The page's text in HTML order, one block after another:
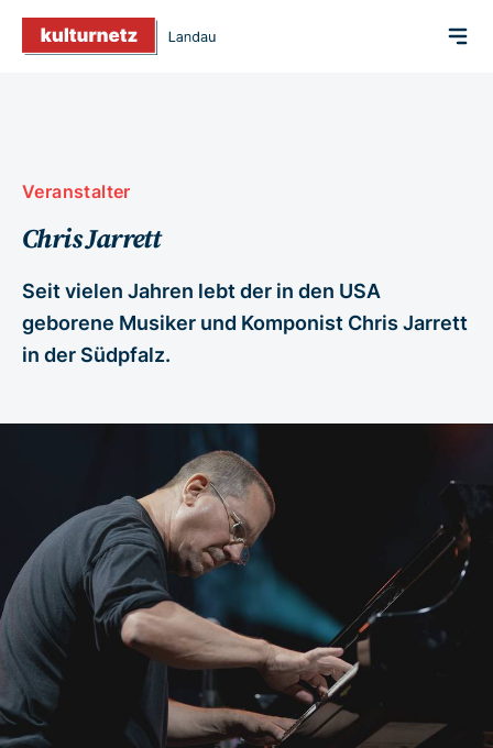
Veranstalter
Chris Jarrett
Seit vielen Jahren lebt der in den USA
geborene Musiker und Komponist Chris Jarrett
in der Südpfalz.